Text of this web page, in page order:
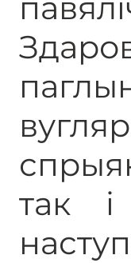
так